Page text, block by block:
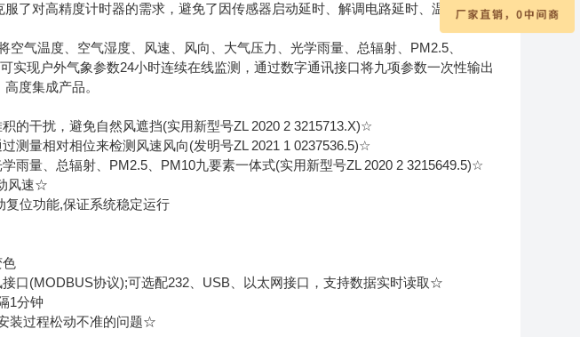
对高精度计时器的需求，避免了因传感器启动延时、解调电路延时、温度变化
气温度、空气湿度、风速、风向、大气压力、光学雨量、总辐射、PM2.5、
实现户外气象参数24小时连续在线监测，通过数字通讯接口将九项参数一次性输出
度集成产品。
干扰，避免自然风遮挡(实用新型号ZL 2020 2 3215713.X)☆
量相对相位来检测风速风向(发明号ZL 2021 1 0237536.5)☆
量、总辐射、PM2.5、PM10九要素一体式(实用新型号ZL 2020 2 3215649.5)☆
风速☆
位功能,保证系统稳定运行
(MODBUS协议);可选配232、USB、以太网接口，支持数据实时读取☆
1分钟
装过程松动不准的问题☆